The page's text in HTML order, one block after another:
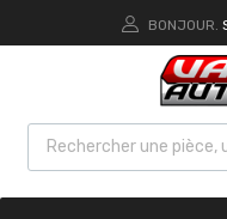
BONJOUR.